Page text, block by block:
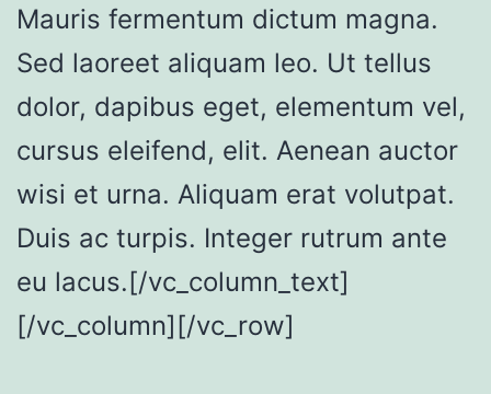
Mauris fermentum dictum magna.
Sed laoreet aliquam leo. Ut tellus
dolor, dapibus eget, elementum vel,
cursus eleifend, elit. Aenean auctor
wisi et urna. Aliquam erat volutpat.
Duis ac turpis. Integer rutrum ante
eu lacus.[/vc_column_text]
[/vc_column][/vc_row]